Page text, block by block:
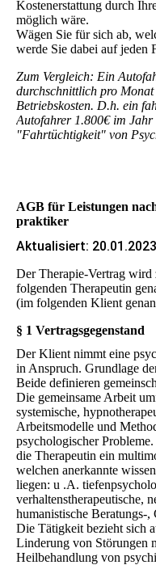
Kostenerstattung durch
möglich wäre.
Wägen Sie für sich ab,
werde Sie dabei auf jeden
Zum Vergleich: Ein
durchschnittlich pro
Betriebskosten. D.h. ein
Autofahrer 1.800€ im Jahr
"Fahrtüchtigkeit" von
AGB für Leistungen
praktiker
Aktualisiert: 20.01.2023
Der Therapie-Vertrag
folgenden Therapeutin
(im folgenden Klient
§ 1 Vertragsgegenstand
Der Klient nimmt eine
in Anspruch. Grundlage
Beide definieren
Die gemeinsame Arbeit
systemische,
Arbeitsmodelle und
psychologischer
die Therapeutin ein
welchen anerkannte
liegen: u .A.
verhaltenstherapeutische,
humanistische Beratungs-
Die Tätigkeit bezieht sich
Linderung von Störungen
Heilbehandlung von